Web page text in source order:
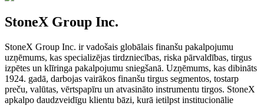
StoneX Group Inc.
StoneX Group Inc. ir vadošais globālais finanšu pakalpojumu
uzņēmums, kas specializējas tirdzniecības, riska pārvaldības, tirgus
izpētes un klīringa pakalpojumu sniegšanā. Uzņēmums, kas dibināts
1924. gadā, darbojas vairākos finanšu tirgus segmentos, tostarp
preču, valūtas, vērtspapīru un atvasināto instrumentu tirgos. StoneX
apkalpo daudzveidīgu klientu bāzi, kurā ietilpst institucionālie